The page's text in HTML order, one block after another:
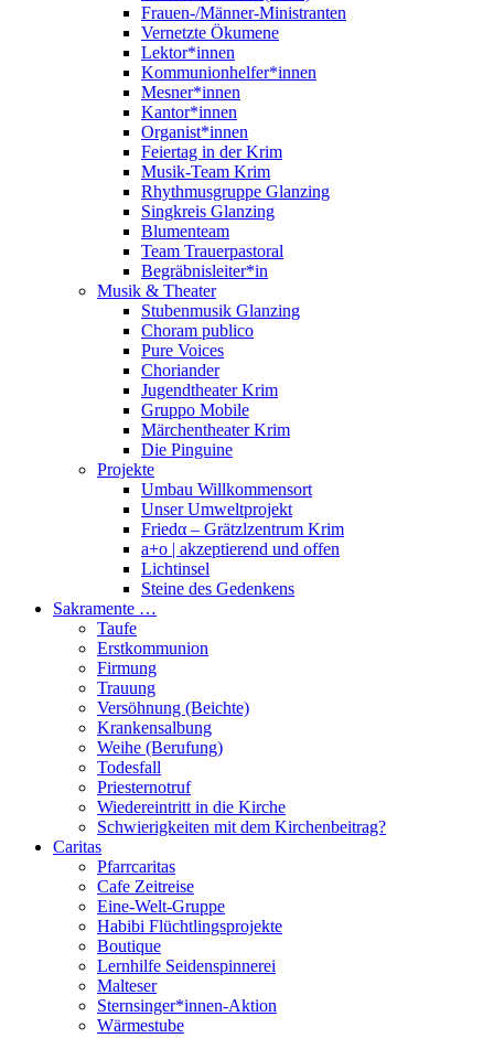
Frauen-/Männer-Ministranten
Vernetzte Ökumene
Lektor*innen
Kommunionhelfer*innen
Mesner*innen
Kantor*innen
Organist*innen
Feiertag in der Krim
Musik-Team Krim
Rhythmusgruppe Glanzing
Singkreis Glanzing
Blumenteam
Team Trauerpastoral
Begräbnisleiter*in
Musik & Theater
Stubenmusik Glanzing
Choram publico
Pure Voices
Choriander
Jugendtheater Krim
Gruppo Mobile
Märchentheater Krim
Die Pinguine
Projekte
Umbau Willkommensort
Unser Umweltprojekt
Friedα – Grätzlzentrum Krim
a+o | akzeptierend und offen
Lichtinsel
Steine des Gedenkens
Sakramente …
Taufe
Erstkommunion
Firmung
Trauung
Versöhnung (Beichte)
Krankensalbung
Weihe (Berufung)
Todesfall
Priesternotruf
Wiedereintritt in die Kirche
Schwierigkeiten mit dem Kirchenbeitrag?
Caritas
Pfarrcaritas
Cafe Zeitreise
Eine-Welt-Gruppe
Habibi Flüchtlingsprojekte
Boutique
Lernhilfe Seidenspinnerei
Malteser
Sternsinger*innen-Aktion
Wärmestube